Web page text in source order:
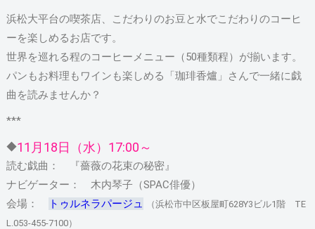
浜松大平台の喫茶店、こだわりのお豆と水でこだわりのコーヒ
ーを楽しめるお店です。
世界を巡れる程のコーヒーメニュー（50種類程）が揃います。
パンもお料理もワインも楽しめる「珈琲香爐」さんで一緒に戯
曲を読みませんか？
***
◆11月18日（水）17:00～
読む戯曲： 『薔薇の花束の秘密』
ナビゲーター： 木内琴子（SPAC俳優）
会場：
トゥルネラパージュ
（浜松市中区板屋町628Y3ビル1階 TE
L.053-455-7100）